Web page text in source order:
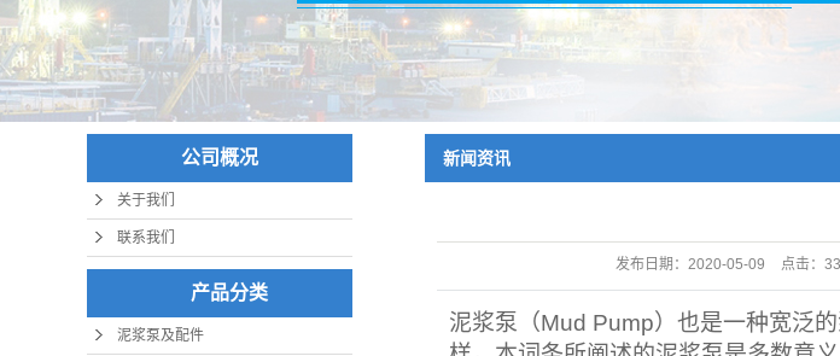
公司概况
关于我们
联系我们
产品分类
泥浆泵及配件
新闻资讯
发布日期： 2020-05-09 点击：
泥浆泵（Mud Pump）也是一种宽泛